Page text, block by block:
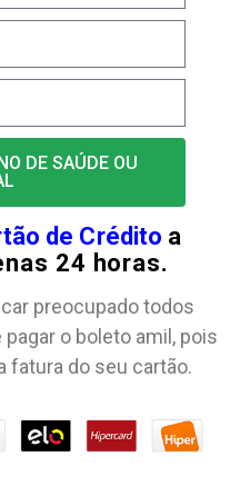
DE SAÚDE OU
de Crédito a
24 horas.
preocupado todos
o boleto amil, pois
fatura do seu cartão.